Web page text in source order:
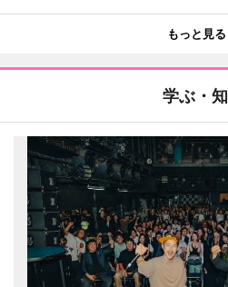
もっと見る
学ぶ・